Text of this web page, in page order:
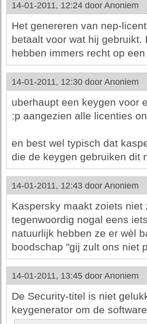
14-01-2011, 12:24 door Anoniem
Het genereren van nep-
betaalt voor wat hij
hebben immers recht op
14-01-2011, 12:30 door Anoniem
uberhaupt een keygen voor
:p aangezien alle licenties
en best wel typisch dat
die de keygen gebruiken dit
14-01-2011, 12:43 door Anoniem
Kaspersky maakt zoiets
tegenwoordig nogal eens
natuurlijk hebben ze er wèl
boodschap "gij zult ons niet
14-01-2011, 13:45 door Anoniem
De Security-titel is niet
keygenerator om de